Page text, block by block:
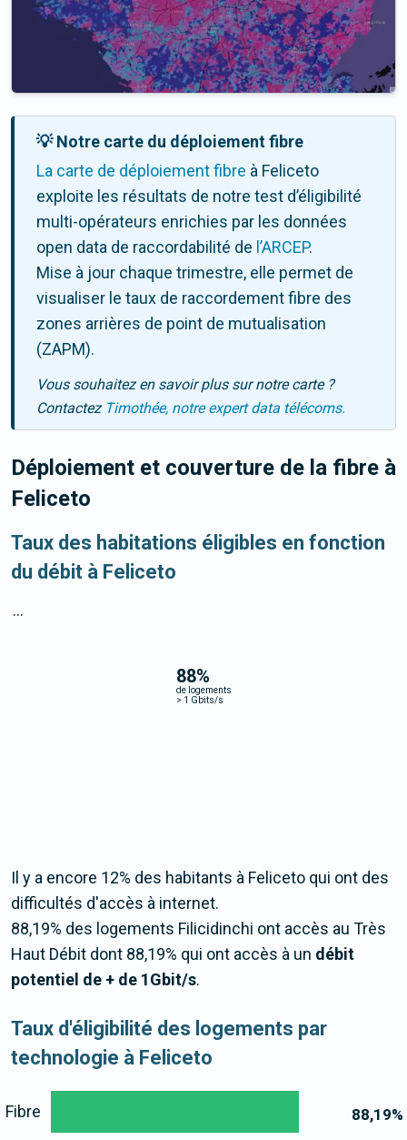
💡 Notre carte du déploiement fibre
La carte de déploiement fibre à Feliceto
exploite les résultats de notre test d’éligibilité
multi-opérateurs enrichies par les données
open data de raccordabilité de l’ARCEP.
Mise à jour chaque trimestre, elle permet de
visualiser le taux de raccordement fibre des
zones arrières de point de mutualisation
(ZAPM).
Vous souhaitez en savoir plus sur notre carte ?
Contactez Timothée, notre expert data télécoms.
Déploiement et couverture de la fibre à
Feliceto
Taux des habitations éligibles en fonction
du débit à Feliceto
88%
de logements
> 1 Gbits/s
...
Il y a encore 12% des habitants à Feliceto qui ont des
difficultés d'accès à internet.
88,19% des logements Filicidinchi ont accès au Très
Haut Débit dont 88,19% qui ont accès à un débit
potentiel de + de 1Gbit/s.
Taux d'éligibilité des logements par
technologie à Feliceto
88,19%
Fibre